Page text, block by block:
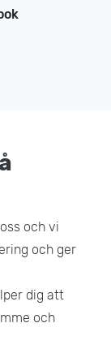
och vi
och ger
dig att
och